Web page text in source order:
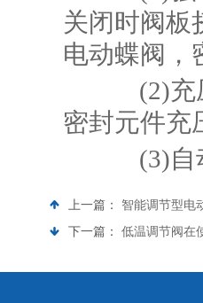
关闭时阀板
电动蝶阀，
(2)充压
密封元件充
(3)自动
上一篇： 智能调节型电
下一篇： 低温调节阀在